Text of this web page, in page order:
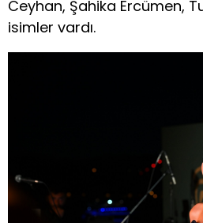
Ceyhan, Şahika Ercümen,
isimler vardı.